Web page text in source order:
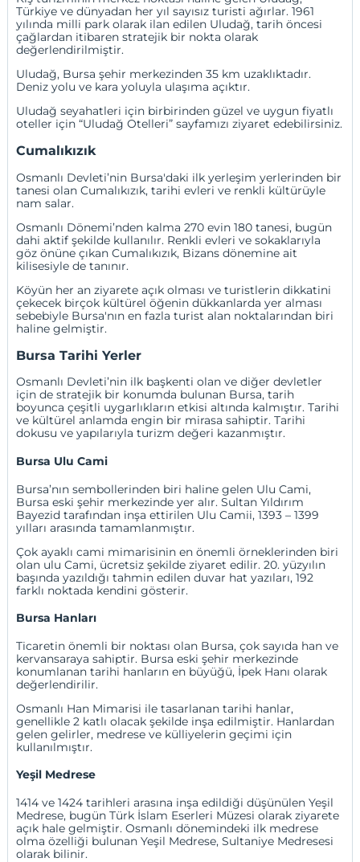
Türkiye ve dünyadan her yıl sayısız turisti ağırlar. 1961
yılında milli park olarak ilan edilen Uludağ, tarih öncesi
çağlardan itibaren stratejik bir nokta olarak
değerlendirilmiştir.
Uludağ, Bursa şehir merkezinden 35 km uzaklıktadır.
Deniz yolu ve kara yoluyla ulaşıma açıktır.
Uludağ seyahatleri için birbirinden güzel ve uygun fiyatlı
oteller için “Uludağ Otelleri” sayfamızı ziyaret edebilirsiniz.
Cumalıkızık
Osmanlı Devleti’nin Bursa'daki ilk yerleşim yerlerinden bir
tanesi olan Cumalıkızık, tarihi evleri ve renkli kültürüyle
nam salar.
Osmanlı Dönemi’nden kalma 270 evin 180 tanesi, bugün
dahi aktif şekilde kullanılır. Renkli evleri ve sokaklarıyla
göz önüne çıkan Cumalıkızık, Bizans dönemine ait
kilisesiyle de tanınır.
Köyün her an ziyarete açık olması ve turistlerin dikkatini
çekecek birçok kültürel öğenin dükkanlarda yer alması
sebebiyle Bursa'nın en fazla turist alan noktalarından biri
haline gelmiştir.
Bursa Tarihi Yerler
Osmanlı Devleti’nin ilk başkenti olan ve diğer devletler
için de stratejik bir konumda bulunan Bursa, tarih
boyunca çeşitli uygarlıkların etkisi altında kalmıştır. Tarihi
ve kültürel anlamda engin bir mirasa sahiptir. Tarihi
dokusu ve yapılarıyla turizm değeri kazanmıştır.
Bursa Ulu Cami
Bursa’nın sembollerinden biri haline gelen Ulu Cami,
Bursa eski şehir merkezinde yer alır. Sultan Yıldırım
Bayezid tarafından inşa ettirilen Ulu Camii, 1393 – 1399
yılları arasında tamamlanmıştır.
Çok ayaklı cami mimarisinin en önemli örneklerinden biri
olan ulu Cami, ücretsiz şekilde ziyaret edilir. 20. yüzyılın
başında yazıldığı tahmin edilen duvar hat yazıları, 192
farklı noktada kendini gösterir.
Bursa Hanları
Ticaretin önemli bir noktası olan Bursa, çok sayıda han ve
kervansaraya sahiptir. Bursa eski şehir merkezinde
konumlanan tarihi hanların en büyüğü, İpek Hanı olarak
değerlendirilir.
Osmanlı Han Mimarisi ile tasarlanan tarihi hanlar,
genellikle 2 katlı olacak şekilde inşa edilmiştir. Hanlardan
gelen gelirler, medrese ve külliyelerin geçimi için
kullanılmıştır.
Yeşil Medrese
1414 ve 1424 tarihleri arasına inşa edildiği düşünülen Yeşil
Medrese, bugün Türk İslam Eserleri Müzesi olarak ziyarete
açık hale gelmiştir. Osmanlı dönemindeki ilk medrese
olma özelliği bulunan Yeşil Medrese, Sultaniye Medresesi
olarak bilinir.